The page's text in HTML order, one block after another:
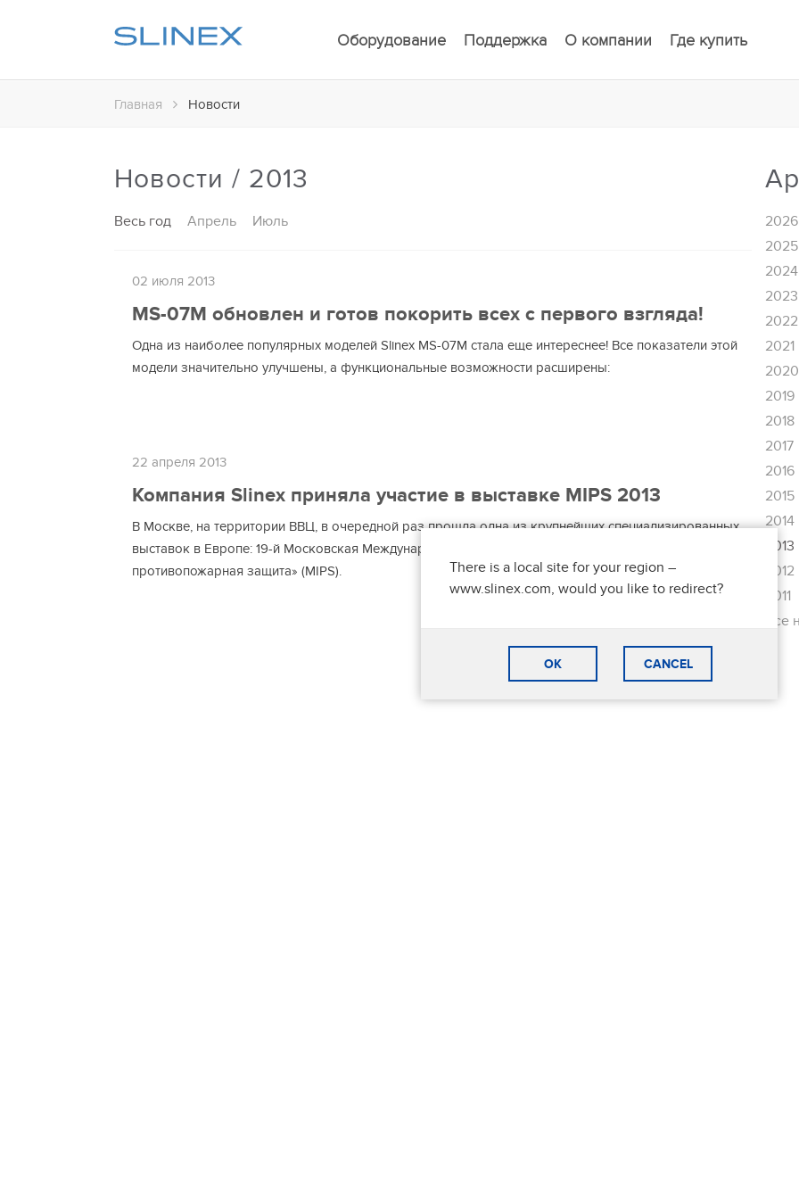
Оборудование Поддержка О компании Где купить
Главная Новости
Новости / 2013
Весь год Апрель Июль
02 июля 2013
MS-07M обновлен и готов покорить всех с первого взгляда!
Одна из наиболее популярных моделей Slinex MS-07M стала еще интереснее! Все показатели этой
модели значительно улучшены, а функциональные возможности расширены:
22 апреля 2013
Компания Slinex приняла участие в выставке MIPS 2013
В Москве, на территории ВВЦ, в очередной раз прошла одна из крупнейших специализированных
выставок в Европе: 19-й Московская Международная выставка «Охрана, безопасность и
противопожарная защита» (MIPS).
2026
2025
2024
2023
2022
2021
2020
2019
2018
2017
2016
2015
2014
2013
2012
2011
Все
There is a local site for your region –
www.slinex.com, would you like to redirect?
OK CANCEL